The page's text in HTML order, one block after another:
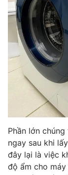
VTV9
Liên hệ tòa
THỜI BÁO VTV
Theo dõi báo
Cơ quan chủ
Phần lớn
ngay sau khi
đây lại là việc
độ ẩm cho